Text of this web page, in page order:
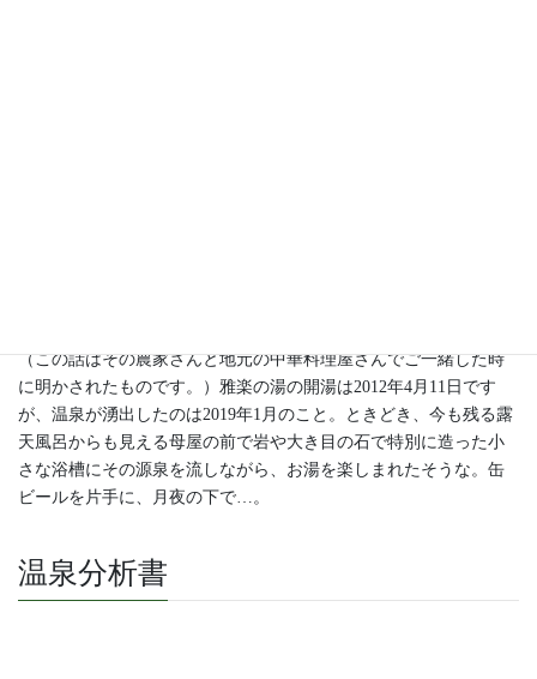
（この話はその農家さんと地元の中華料理屋さんでご一緒した時
に明かされたものです。）雅楽の湯の開湯は2012年4月11日です
が、温泉が湧出したのは2019年1月のこと。ときどき、今も残る露
天風呂からも見える母屋の前で岩や大き目の石で特別に造った小
さな浴槽にその源泉を流しながら、お湯を楽しまれたそうな。缶
ビールを片手に、月夜の下で…。
温泉分析書